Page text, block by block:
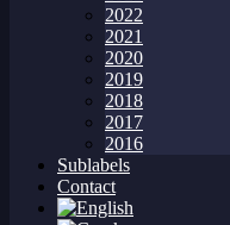
2022
2021
2020
2019
2018
2017
2016
Sublabels
Contact